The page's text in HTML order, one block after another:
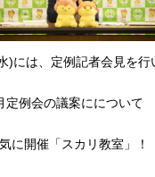
には、定例記者会見を行
定例会の議案にについて
に開催「スカリ教室」！